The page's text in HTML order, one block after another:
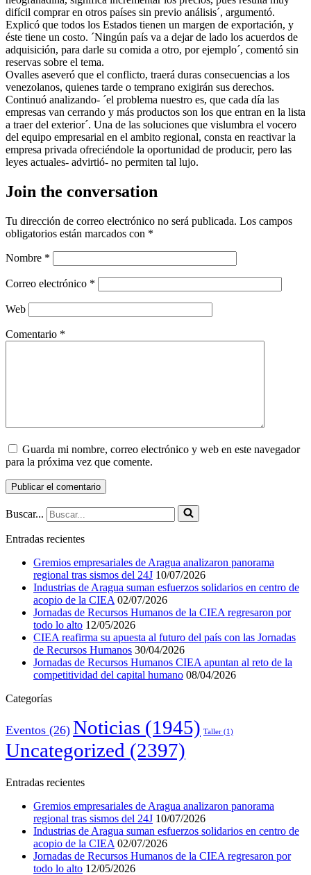
difícil comprar en otros países sin previo análisis´, argumentó.
Explicó que todos los Estados tienen un margen de exportación, y
éste tiene un costo. ´Ningún país va a dejar de lado los acuerdos de
adquisición, para darle su comida a otro, por ejemplo´, comentó sin
reservas sobre el tema.
Ovalles aseveró que el conflicto, traerá duras consecuencias a los
venezolanos, quienes tarde o temprano exigirán sus derechos.
Continuó analizando- ´el problema nuestro es, que cada día las
empresas van cerrando y más productos son los que entran en la lista
a traer del exterior´. Una de las soluciones que vislumbra el vocero
del equipo empresarial en el ambito regional, consta en reactivar la
empresa privada ofreciéndole la oportunidad de producir, pero las
leyes actuales- advirtió- no permiten tal lujo.
Join the conversation
Tu dirección de correo electrónico no será publicada. Los campos
obligatorios están marcados con *
Nombre *
Correo electrónico *
Web
Comentario *
Guarda mi nombre, correo electrónico y web en este navegador
para la próxima vez que comente.
Buscar...
Entradas recientes
Gremios empresariales de Aragua analizaron panorama
regional tras sismos del 24J 10/07/2026
Industrias de Aragua suman esfuerzos solidarios en centro de
acopio de la CIEA 02/07/2026
Jornadas de Recursos Humanos de la CIEA regresaron por
todo lo alto 12/05/2026
CIEA reafirma su apuesta al futuro del país con las Jornadas
de Recursos Humanos 30/04/2026
Jornadas de Recursos Humanos CIEA apuntan al reto de la
competitividad del capital humano 08/04/2026
Categorías
Eventos (26) Noticias (1945) Taller (1)
Uncategorized (2397)
Entradas recientes
Gremios empresariales de Aragua analizaron panorama
regional tras sismos del 24J 10/07/2026
Industrias de Aragua suman esfuerzos solidarios en centro de
acopio de la CIEA 02/07/2026
Jornadas de Recursos Humanos de la CIEA regresaron por
todo lo alto 12/05/2026